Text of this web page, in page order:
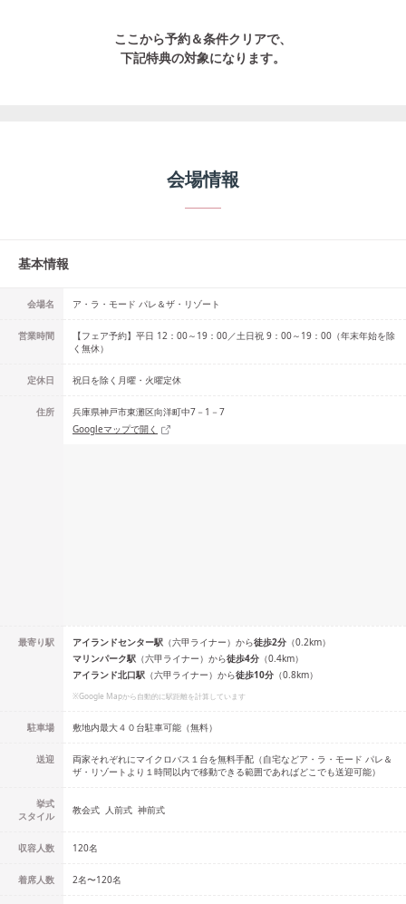
ここから予約＆条件クリアで、
下記特典の対象になります。
会場情報
基本情報
会場名 ア・ラ・モード パレ＆ザ・リゾート
営業時間
【フェア予約】平日 12：00～19：00／土日祝 9：00～19：00（年末年始を除
く無休）
定休日 祝日を除く月曜・火曜定休
住所
兵庫県神戸市東灘区向洋町中7－1－7
Googleマップで開く
最寄り駅 アイランドセンター駅 （六甲ライナー） から徒歩2分 （0.2km）
マリンパーク駅 （六甲ライナー） から徒歩4分 （0.4km）
アイランド北口駅 （六甲ライナー） から徒歩10分 （0.8km）
※Google Mapから自動的に駅距離を計算しています
駐車場 敷地内最大４０台駐車可能（無料）
送迎
両家それぞれにマイクロバス１台を無料手配（自宅などア・ラ・モード パレ＆
ザ・リゾートより１時間以内で移動できる範囲であればどこでも送迎可能）
挙式
スタイル
教会式 人前式 神前式
収容人数 120名
着席人数 2名〜120名